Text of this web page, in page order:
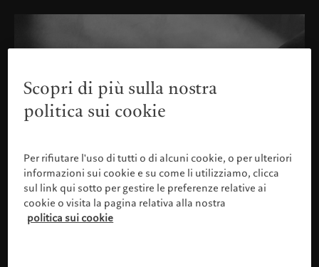
Scopri di più sulla nostra
politica sui cookie
Per rifiutare l'uso di tutti o di alcuni cookie, o per ulteriori
informazioni sui cookie e su come li utilizziamo, clicca
sul link qui sotto per gestire le preferenze relative ai
cookie o visita la pagina relativa alla nostra
politica sui cookie